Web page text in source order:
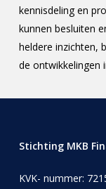
kennisdeling en
kunnen besluiten
heldere inzichten,
de ontwikkelingen
Stichting MKB
KVK- nummer: